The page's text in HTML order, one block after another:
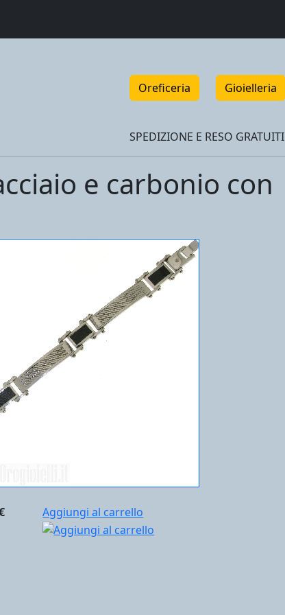
Oreficeria Gioielleria
SPEDIZIONE E RESO GRATUITI
e carbonio con
Aggiungi al carrello